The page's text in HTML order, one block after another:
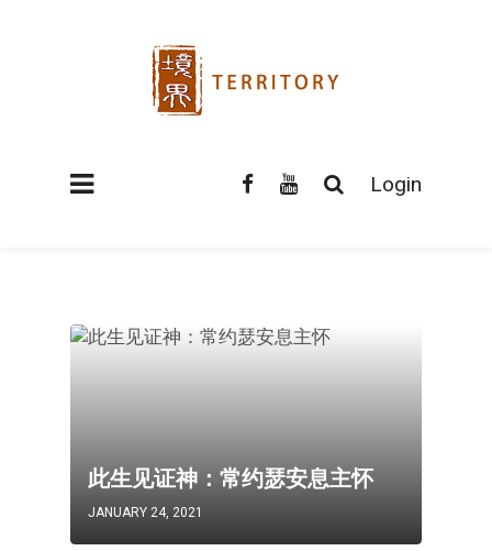
Login
此生见证神：常约瑟安息主怀
JANUARY 24, 2021